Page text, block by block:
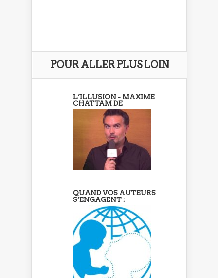
POUR ALLER PLUS LOIN
L’ILLUSION - MAXIME
CHATTAM DE
QUAND VOS AUTEURS
S’ENGAGENT :